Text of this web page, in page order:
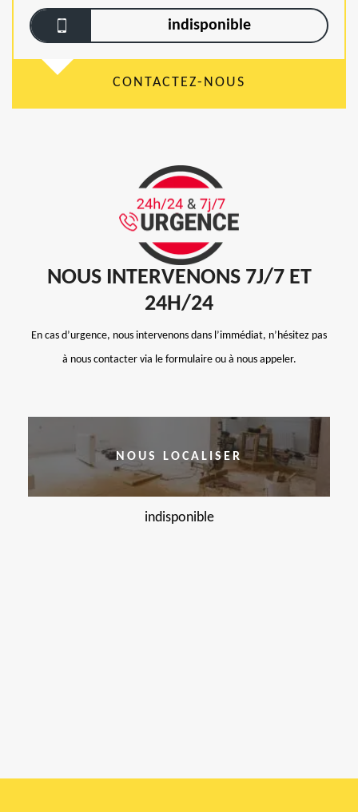
indisponible
CONTACTEZ-NOUS
NOUS INTERVENONS 7J/7 ET
24H/24
En cas d’urgence, nous intervenons dans l’immédiat, n’hésitez pas
à nous contacter via le formulaire ou à nous appeler.
NOUS LOCALISER
indisponible